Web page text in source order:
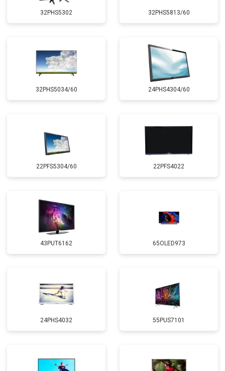
32PHS5302 32PHS5813/60
32PHS5034/60 24PHS4304/60
22PFS5304/60 22PFS4022
43PUT6162 65OLED973
24PHS4032 55PUS7101